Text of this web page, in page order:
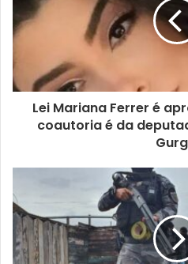
Lei Mariana Ferrer é
coautoria é da